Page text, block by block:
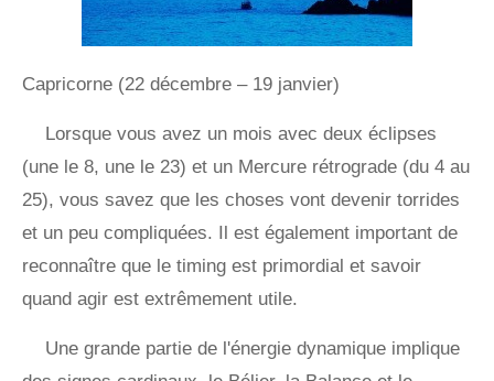
Capricorne (22 décembre – 19 janvier)
Lorsque vous avez un mois avec deux éclipses
(une le 8, une le 23) et un Mercure rétrograde (du 4 au
25), vous savez que les choses vont devenir torrides
et un peu compliquées. Il est également important de
reconnaître que le timing est primordial et savoir
quand agir est extrêmement utile.
Une grande partie de l'énergie dynamique implique